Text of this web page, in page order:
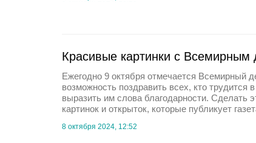
Красивые картинки с Всемирным
Ежегодно 9 октября отмечается Всемирный
возможность поздравить всех, кто трудится
выразить им слова благодарности. Сделать
картинок и открыток, которые публикует
8 октября 2024, 12:52